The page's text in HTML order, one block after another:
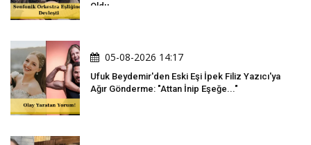
Oldu
05-08-2026 14:17
Ufuk Beydemir'den Eski Eşi İpek Filiz Yazıcı'ya
Ağır Gönderme: "Attan İnip Eşeğe..."